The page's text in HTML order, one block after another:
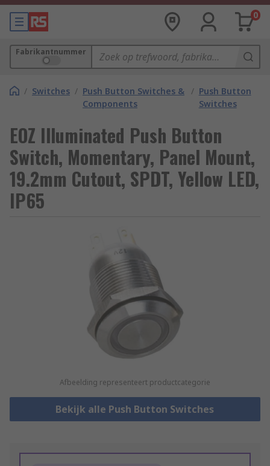
0
Fabrikantnummer
/ Switches / Push Button Switches &
Components
/ Push Button
Switches
EOZ Illuminated Push Button
Switch, Momentary, Panel Mount,
19.2mm Cutout, SPDT, Yellow LED,
IP65
Afbeelding representeert productcategorie
Bekijk alle Push Button Switches